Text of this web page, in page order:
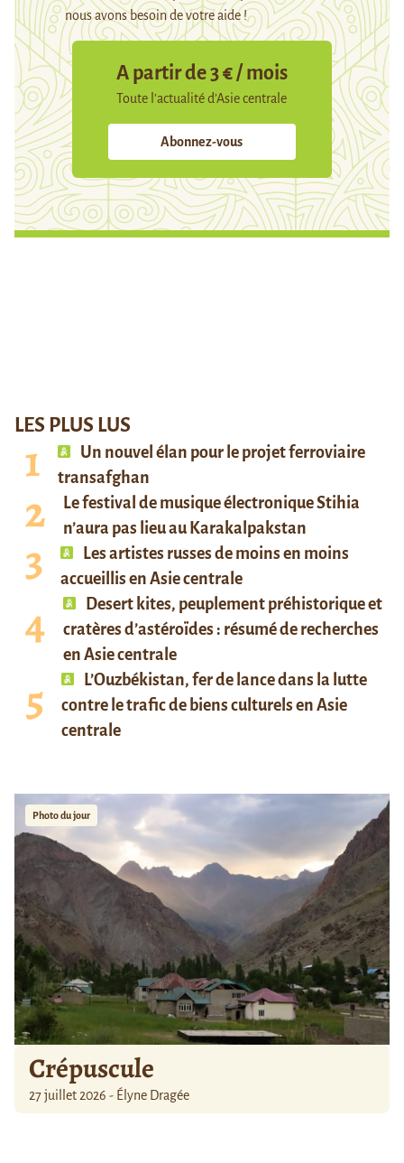
nous avons besoin de votre aide !
A partir de 3 € / mois
Toute l’actualité d’Asie centrale
Abonnez-vous
LES PLUS LUS
Un nouvel élan pour le projet ferroviaire
transafghan
Le festival de musique électronique Stihia
n’aura pas lieu au Karakalpakstan
Les artistes russes de moins en moins
accueillis en Asie centrale
Desert kites, peuplement préhistorique et
cratères d’astéroïdes : résumé de recherches
en Asie centrale
L’Ouzbékistan, fer de lance dans la lutte
contre le trafic de biens culturels en Asie
centrale
Photo du jour
Crépuscule
27 juillet 2026 - Élyne Dragée